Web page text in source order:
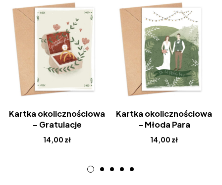
Kartka okolicznościowa
– Gratulacje
14,00 zł
Kartka okolicznościowa
– Młoda Para
14,00 zł